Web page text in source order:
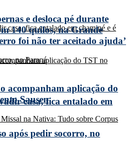
casa, fica entalado em
após pedir socorro, no
e desloca pé durante
140 quilos, na Grande
foi não ter aceitado ajuda’
acompanham aplicação do
Sausen